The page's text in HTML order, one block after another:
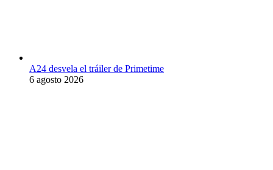
A24 desvela el tráiler de Primetime
6 agosto 2026